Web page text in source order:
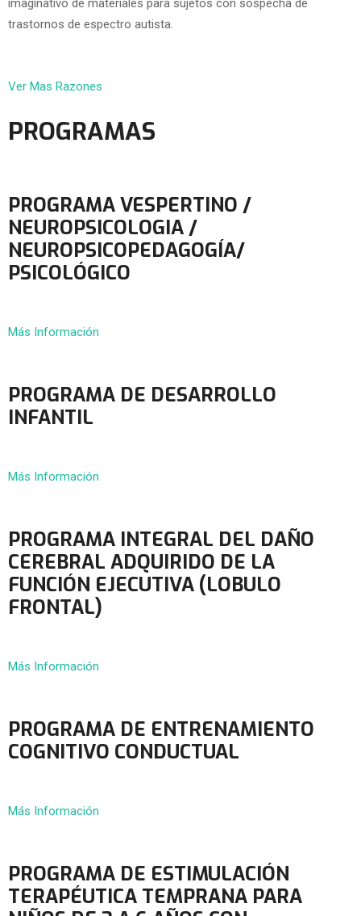
imaginativo de materiales para sujetos con sospecha de
trastornos de espectro autista.
Ver Mas Razones
PROGRAMAS
PROGRAMA VESPERTINO /
NEUROPSICOLOGIA /
NEUROPSICOPEDAGOGÍA/
PSICOLÓGICO
Más Información
PROGRAMA DE DESARROLLO
INFANTIL
Más Información
PROGRAMA INTEGRAL DEL DAÑO
CEREBRAL ADQUIRIDO DE LA
FUNCIÓN EJECUTIVA (LOBULO
FRONTAL)
Más Información
PROGRAMA DE ENTRENAMIENTO
COGNITIVO CONDUCTUAL
Más Información
PROGRAMA DE ESTIMULACIÓN
TERAPÉUTICA TEMPRANA PARA